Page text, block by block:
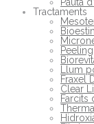
Tractaments
Peeling
Llum
Fraxel
Clear
Farcits